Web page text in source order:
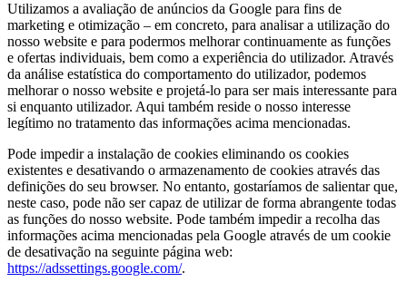
Utilizamos a avaliação de anúncios da Google para fins de
marketing e otimização – em concreto, para analisar a utilização do
nosso website e para podermos melhorar continuamente as funções
e ofertas individuais, bem como a experiência do utilizador. Através
da análise estatística do comportamento do utilizador, podemos
melhorar o nosso website e projetá-lo para ser mais interessante para
si enquanto utilizador. Aqui também reside o nosso interesse
legítimo no tratamento das informações acima mencionadas.
Pode impedir a instalação de cookies eliminando os cookies
existentes e desativando o armazenamento de cookies através das
definições do seu browser. No entanto, gostaríamos de salientar que,
neste caso, pode não ser capaz de utilizar de forma abrangente todas
as funções do nosso website. Pode também impedir a recolha das
informações acima mencionadas pela Google através de um cookie
de desativação na seguinte página web:
https://adssettings.google.com/.